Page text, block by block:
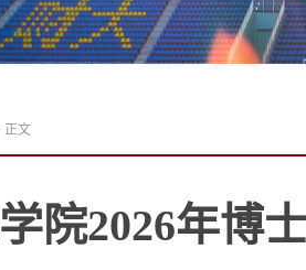
正文
院2026年博